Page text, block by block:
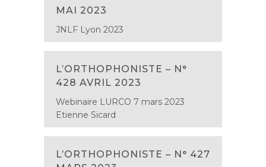
MAI 2023
JNLF Lyon 2023
L’ORTHOPHONISTE – N°
428 AVRIL 2023
Webinaire LURCO 7 mars 2023
Etienne Sicard
L’ORTHOPHONISTE – N° 427